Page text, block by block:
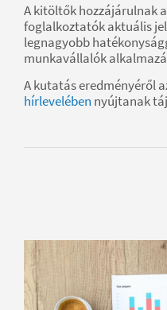
A kitöltők hozzájárulnak
foglalkoztatók aktuális
legnagyobb
munkavállalók
A kutatás eredményéről
hírlevelében nyújtanak